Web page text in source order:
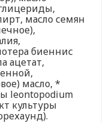
масло семян
биеннис
ацетат,
масло, *
leontopodium
культуры